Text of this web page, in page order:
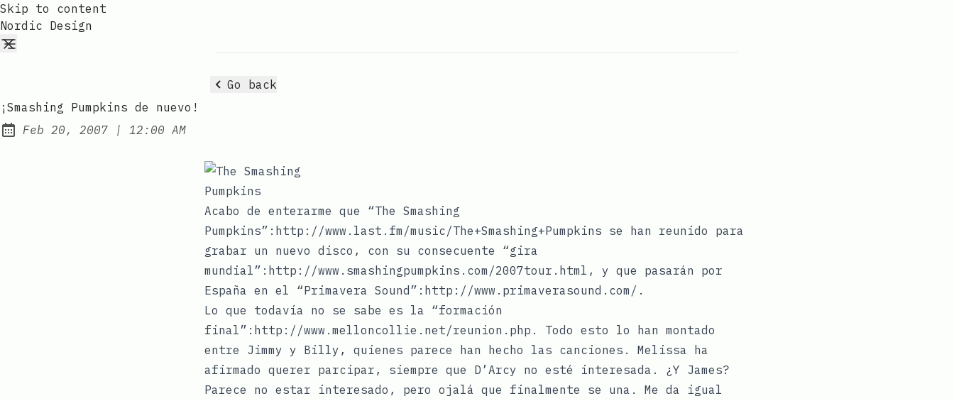
Skip to content
Nordic Design
Go back
¡Smashing Pumpkins de nuevo!
Published:
Feb 20, 2007 | at
12:00 AM
Acabo de enterarme que “The Smashing
Pumpkins”:http://www.last.fm/music/The+Smashing+Pumpkins se han reunido para
grabar un nuevo disco, con su consecuente “gira
mundial”:http://www.smashingpumpkins.com/2007tour.html, y que pasarán por
España en el “Primavera Sound”:http://www.primaverasound.com/.
Lo que todavía no se sabe es la “formación
final”:http://www.melloncollie.net/reunion.php. Todo esto lo han montado
entre Jimmy y Billy, quienes parece han hecho las canciones. Melissa ha
afirmado querer parcipar, siempre que D’Arcy no esté interesada. ¿Y James?
Parece no estar interesado, pero ojalá que finalmente se una. Me da igual